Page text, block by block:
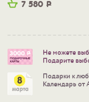
7 580 Р
Не можете
Подарите
Подарки к
Календарь от